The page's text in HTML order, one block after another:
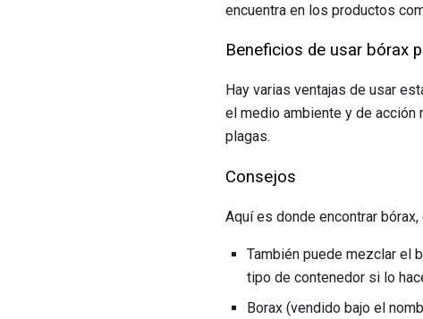
encuentra en los productos
Beneficios de usar bórax
Hay varias ventajas de usar
el medio ambiente y de acción
plagas.
Consejos
Aquí es donde encontrar
También puede mezclar el
tipo de contenedor si lo
Borax (vendido bajo el